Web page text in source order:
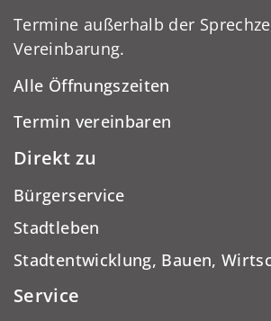
Termine außerhalb der
Vereinbarung.
Alle Öffnungszeiten
Termin vereinbaren
Direkt zu
Bürgerservice
Stadtleben
Stadtentwicklung, Bauen,
Service